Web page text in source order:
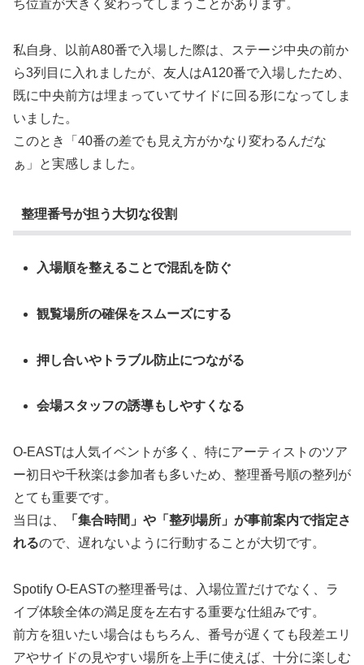
ち位置が大きく変わってしまうことがあります。
私自身、以前A80番で入場した際は、ステージ中央の前か
ら3列目に入れましたが、友人はA120番で入場したため、
既に中央前方は埋まっていてサイドに回る形になってしま
いました。
このとき「40番の差でも見え方がかなり変わるんだな
ぁ」と実感しました。
整理番号が担う大切な役割
入場順を整えることで混乱を防ぐ
観覧場所の確保をスムーズにする
押し合いやトラブル防止につながる
会場スタッフの誘導もしやすくなる
O-EASTは人気イベントが多く、特にアーティストのツア
ー初日や千秋楽は参加者も多いため、整理番号順の整列が
とても重要です。
当日は、
「集合時間」や「整列場所」が事前案内で指定さ
れるので、遅れないように行動することが大切です。
Spotify O-EASTの整理番号は、入場位置だけでなく、ラ
イブ体験全体の満足度を左右する重要な仕組みです。
前方を狙いたい場合はもちろん、番号が遅くても段差エリ
アやサイドの見やすい場所を上手に使えば、十分に楽しむ